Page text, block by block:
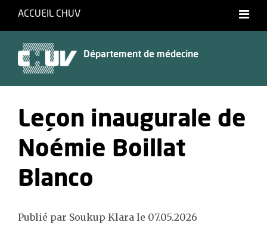
ACCUEIL CHUV
Département de médecine
Leçon inaugurale de
Noémie Boillat
Blanco
Publié par Soukup Klara le 07.05.2026